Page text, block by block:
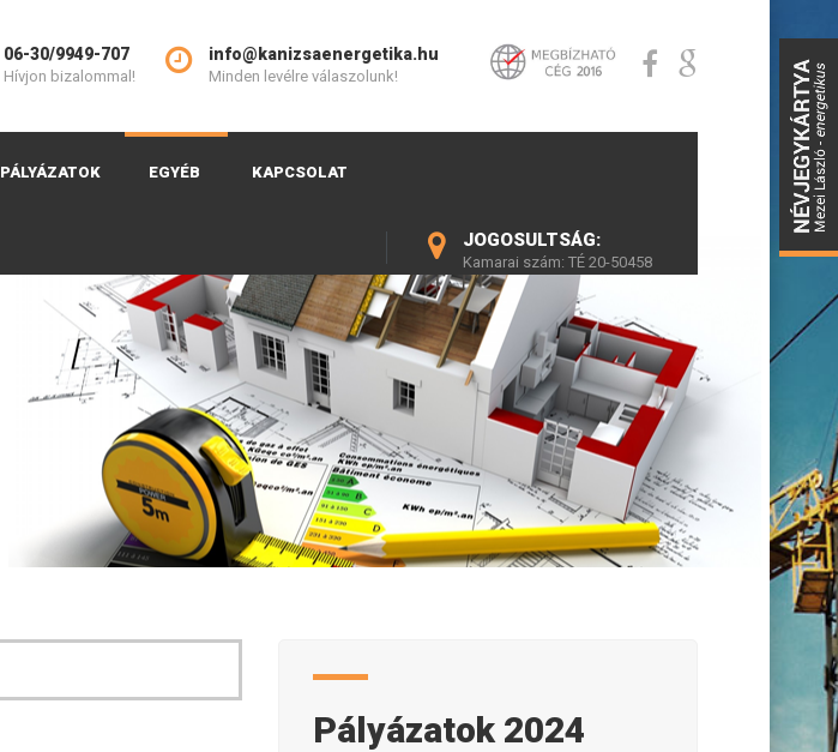
info@kanizsaenergetika.hu
Minden levélre válaszolunk!
06-30/9949-707
Hívjon bizalommal!
PÁLYÁZATOK EGYÉB KAPCSOLAT
JOGOSULTSÁG:
Kamarai szám: TÉ 20-50458
Pályázatok 2024